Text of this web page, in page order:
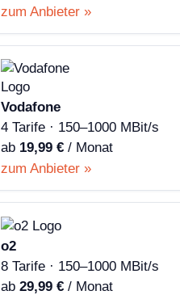
zum Anbieter »
Vodafone
4 Tarife · 150–1000 MBit/s
ab 19,99 € / Monat
zum Anbieter »
o2
8 Tarife · 150–1000 MBit/s
ab 29,99 € / Monat